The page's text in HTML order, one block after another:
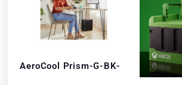
AeroCool Prism-G-BK-